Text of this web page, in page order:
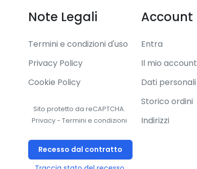
Note Legali
Termini e condizioni d'uso
Privacy Policy
Cookie Policy
Sito protetto da reCAPTCHA.
Privacy-Termini e condizioni
Recesso dal contratto
Account
Entra
Il mio account
Dati personali
Storico ordini
Indirizzi